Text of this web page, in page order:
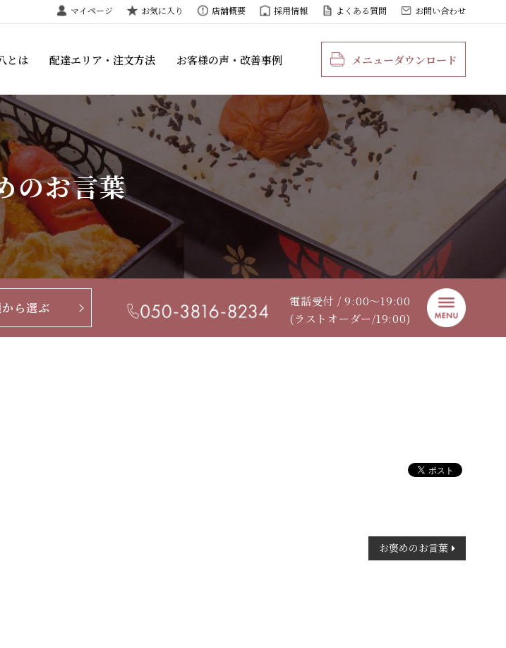
マイページ お気に入り 店舗概要 採用情報 よくある質問 お問い合わせ
とは 配達エリア・注文方法 お客様の声・改善事例 メニューダウンロード
のお言葉
ら選ぶ
電話受付 / 9:00〜19:00
(ラストオーダー/19:00)
お褒めのお言葉